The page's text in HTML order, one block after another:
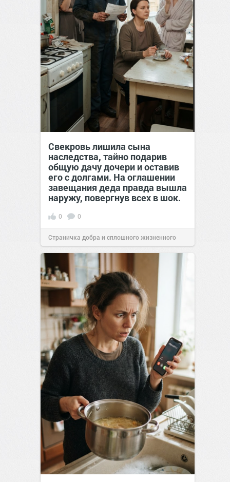
Свекровь лишила сына
наследства, тайно подарив
общую дачу дочери и оставив
его с долгами. На оглашении
завещания деда правда вышла
наружу, повергнув всех в шок.
0 0
Страничка добра и сплошного жизненного
позитива!00:29Вчера